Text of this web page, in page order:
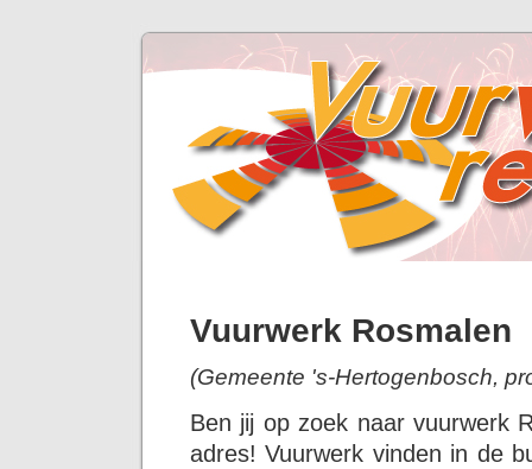
Vuurwerk Rosmalen
(Gemeente 's-Hertogenbosch,
Ben jij op zoek naar vuurwerk
adres! Vuurwerk vinden in de